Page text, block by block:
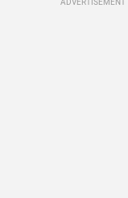
ADVERTISEMENT